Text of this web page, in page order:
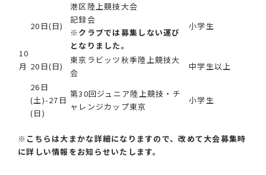
10
月
20日(日)
港区陸上競技大会
記録会
※クラブでは募集しない運び
となりました。
小学生
20日(日)
東京ラビッツ秋季陸上競技大
会
中学生以上
26日
(土)-27日
(日)
第30回ジュニア陸上競技・チ
ャレンジカップ東京
小学生
※こちらは大まかな詳細になりますので、改めて大会募集時
に詳しい情報をお知らせいたします。